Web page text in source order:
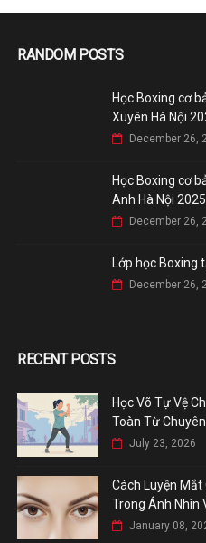
RANDOM POSTS
Học Boxing cơ
Xuyên Hà Nội
December 26,
Học Boxing cơ
Anh Hà Nội 2025
December 26,
Lớp học Boxing
December 26,
RECENT POSTS
Học Võ Tự Vệ
Toàn Từ Chuyên
July 23, 2026
Cách Luyện
Trong Ánh Nhìn
January 08,